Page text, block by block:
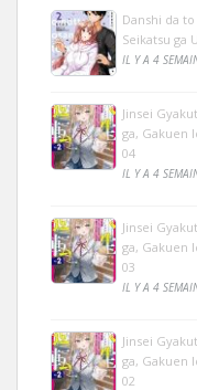
Danshi da
Seikatsu ga
IL Y A 4
Jinsei
ga, Gakuen
04
IL Y A 4
Jinsei
ga, Gakuen
03
IL Y A 4
Jinsei
ga, Gakuen
02